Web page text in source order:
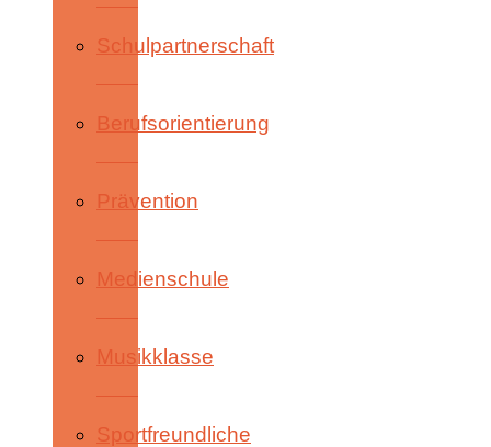
Schulpartnerschaft
Berufsorientierung
Prävention
Medienschule
Musikklasse
Sportfreundliche